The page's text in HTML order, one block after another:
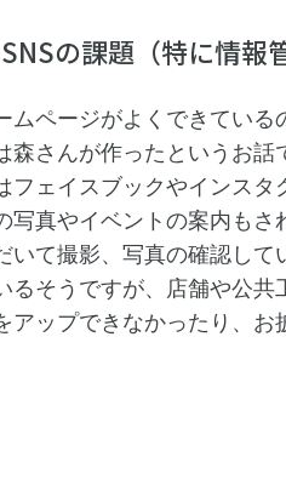
の課題（特に情報
ムページがよくできてい
森さんが作ったというお話
ェイスブックやインスタ
写真やイベントの案内も
いて撮影、写真の確認し
るそうですが、店舗や公
アップできなかったり、